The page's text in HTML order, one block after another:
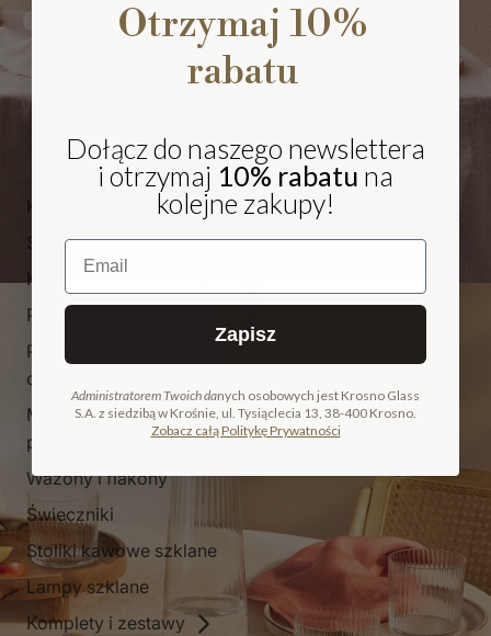
Kieliszki i pokale
Szklanki
Karafki i dzbanki
Patery
Pojemniki i
cukiernice
Miski, salaterki i
pucharki
Wazony i flakony
Świeczniki
Stoliki kawowe szklane
Lampy szklane
Komplety i zestawy
NA PREZENT
COLLECTION
Otrzymaj 10%
rabatu
Dołącz do naszego newslettera
i otrzymaj 10% rabatu na
kolejne zakupy!
Email
Zapisz
Administratorem Twoich danych osobowych jest Krosno Glass
S.A. z siedzibą w Krośnie, ul. Tysiąclecia 13, 38-400 Krosno.
Zobacz całą Politykę Prywatności